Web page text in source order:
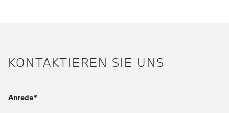
KONTAKTIEREN SIE UNS
Anrede*